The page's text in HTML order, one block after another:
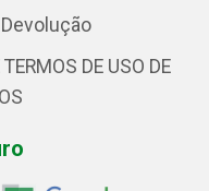
DE USO DE